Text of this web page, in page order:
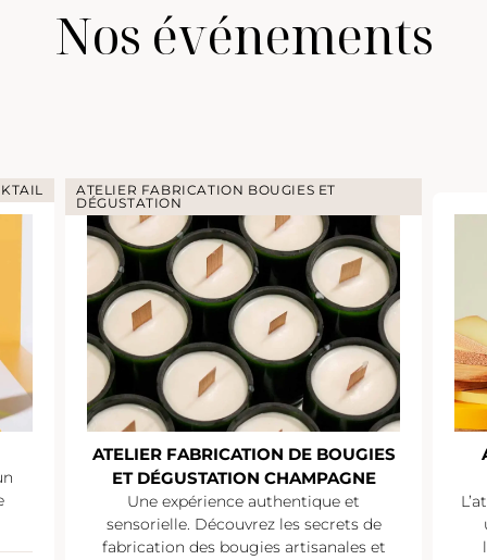
Nos événements
ATELIER FABRICATION BOUGIES ET
DÉGUSTATION
ATELIER FABRICATION DE BOUGIES
ET DÉGUSTATION CHAMPAGNE
Une expérience authentique et
sensorielle. Découvrez les secrets de
fabrication des bougies artisanales et